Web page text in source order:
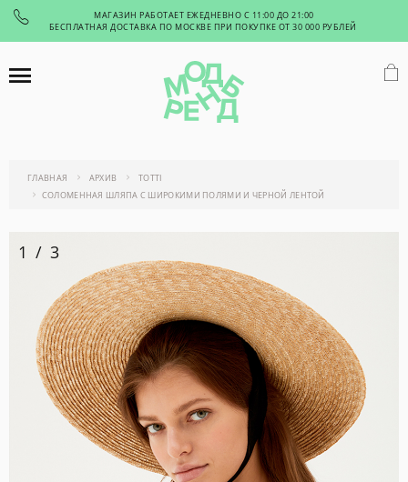
МАГАЗИН РАБОТАЕТ ЕЖЕДНЕВНО С 11:00 ДО 21:00
БЕСПЛАТНАЯ ДОСТАВКА ПО МОСКВЕ ПРИ ПОКУПКЕ ОТ 30 000 РУБЛЕЙ
ГЛАВНАЯ АРХИВ
TOTTI
СОЛОМЕННАЯ ШЛЯПА С ШИРОКИМИ ПОЛЯМИ И ЧЕРНОЙ ЛЕНТОЙ
1 / 3